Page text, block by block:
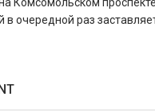
в очередной раз